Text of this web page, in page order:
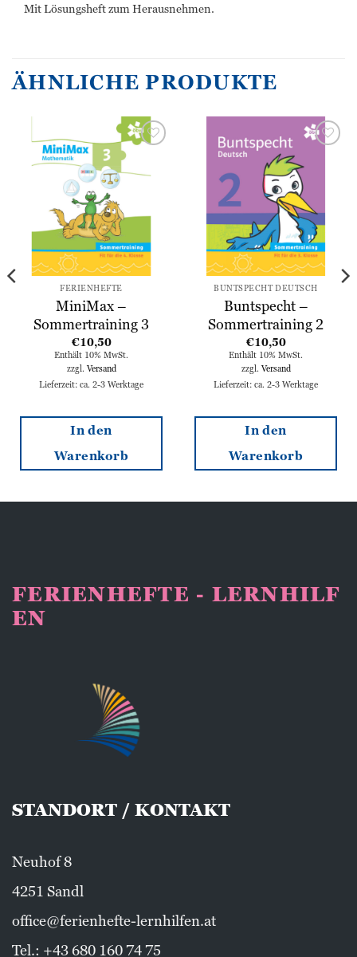
Mit Lösungsheft zum Herausnehmen.
ÄHNLICHE PRODUKTE
Wunschliste
hinzufügen
FERIENHEFTE
MiniMax –
Sommertraining 3
€10,50
Enthält 10% MwSt.
zzgl. Versand
Lieferzeit: ca. 2-3 Werktage
In den
Warenkorb
Wunschliste
hinzufügen
BUNTSPECHT DEUTSCH
Buntspecht –
Sommertraining 2
€10,50
Enthält 10% MwSt.
zzgl. Versand
Lieferzeit: ca. 2-3 Werktage
In den
Warenkorb
FERIENHEFTE - LERNHILF
EN
STANDORT / KONTAKT
Neuhof 8
4251 Sandl
office@ferienhefte-lernhilfen.at
Tel.: +43 680 160 74 75